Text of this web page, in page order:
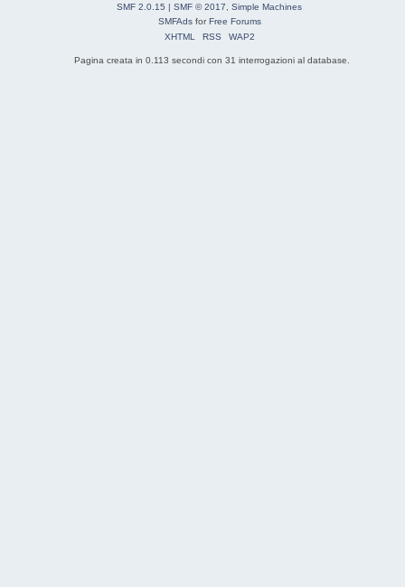
SMF 2.0.15 | SMF © 2017
Simple Machines
SMFAdsforFree Forums
XHTML
RSS WAP2
Pagina creata in 0.113 secondi con 31 interrogazioni al database.